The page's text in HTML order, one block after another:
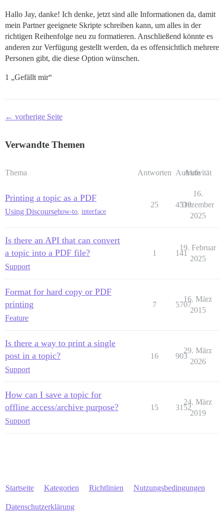
Hallo Jay, danke! Ich denke, jetzt sind alle Informationen da, damit
mein Partner geeignete Skripte schreiben kann, um alles in der
richtigen Reihenfolge neu zu formatieren. Anschließend könnte es
anderen zur Verfügung gestellt werden, da es offensichtlich mehrere
Personen gibt, die diese Option wünschen.
1 „Gefällt mir“
← vorherige Seite
Verwandte Themen
Thema Antworten Aufrufe
Aktivität
Printing a topic as a PDF
Using Discoursehow-to, interface
25 4519
16.
Dezember
2025
Is there an API that can convert
a topic into a PDF file?
Support
1 141
19. Februar
2025
Format for hard copy or PDF
printing
Feature
7 5707
16. März
2015
Is there a way to print a single
post in a topic?
Support
16 903
29. März
2026
How can I save a topic for
offline access/archive purpose?
Support
15 3152
24. März
2019
Startseite Kategorien Richtlinien Nutzungsbedingungen
Datenschutzerklärung